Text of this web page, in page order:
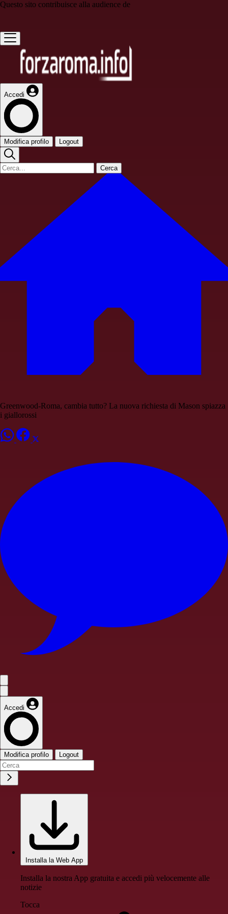
Questo sito contribuisce alla audience de
Accedi
Modifica profilo Logout
Cerca
Greenwood-Roma, cambia tutto? La nuova richiesta di Mason spiazza
i giallorossi
Accedi
Modifica profilo Logout
Installa la Web App
Installa la nostra App gratuita e accedi più velocemente alle
notizie
Tocca